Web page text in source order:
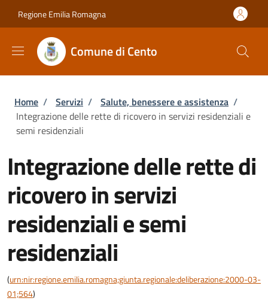
Regione Emilia Romagna
Comune di Cento
Briciole di pane
Home / Servizi / Salute, benessere e assistenza /
Integrazione delle rette di ricovero in servizi residenziali e
semi residenziali
Integrazione delle rette di
ricovero in servizi
residenziali e semi
residenziali
(urn:nir:regione.emilia.romagna;giunta.regionale:deliberazione:2000-03-
01;564)